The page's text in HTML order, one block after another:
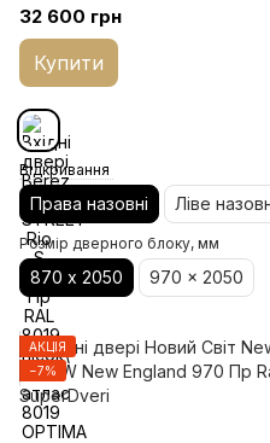
32 600 грн
Купити
Відкривання
Права назовні Ліве
Розмір дверного блоку, мм
870 х 2050 970 x 2050
АКЦІЯ
−7%